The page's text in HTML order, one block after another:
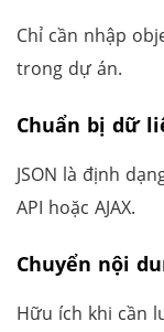
Chỉ cần nhập
trong dự án.
Chuẩn bị dữ
JSON là định
API hoặc AJAX.
Chuyển nội
Hữu ích khi cần